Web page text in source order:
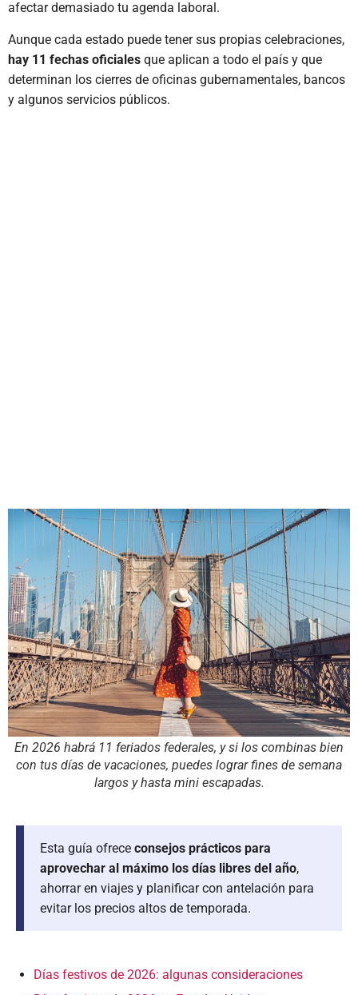
afectar demasiado tu agenda laboral.
Aunque cada estado puede tener sus propias celebraciones,
hay 11 fechas oficiales que aplican a todo el país y que
determinan los cierres de oficinas gubernamentales, bancos
y algunos servicios públicos.
En 2026 habrá 11 feriados federales, y si los combinas bien
con tus días de vacaciones, puedes lograr fines de semana
largos y hasta mini escapadas.
Esta guía ofrece consejos prácticos para
aprovechar al máximo los días libres del año,
ahorrar en viajes y planificar con antelación para
evitar los precios altos de temporada.
Días festivos de 2026: algunas consideraciones